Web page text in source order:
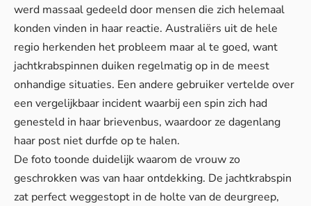
werd massaal gedeeld door mensen die zich helemaal
konden vinden in haar reactie. Australiërs uit de hele
regio herkenden het probleem maar al te goed, want
jachtkrabspinnen duiken regelmatig op in de meest
onhandige situaties. Een andere gebruiker vertelde over
een vergelijkbaar incident waarbij een spin zich had
genesteld in haar brievenbus, waardoor ze dagenlang
haar post niet durfde op te halen.
De foto toonde duidelijk waarom de vrouw zo
geschrokken was van haar ontdekking. De jachtkrabspin
zat perfect weggestopt in de holte van de deurgreep,